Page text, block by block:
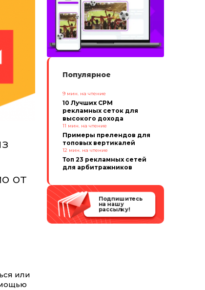
от
или
Популярное
9 мин. на чтение
10 Лучших CPM
рекламных сеток для
высокого дохода
11 мин. на чтение
Примеры прелендов для
топовых вертикалей
12 мин. на чтение
Топ 23 рекламных сетей
для арбитражников
Подпишитесь
на нашу
рассылку!